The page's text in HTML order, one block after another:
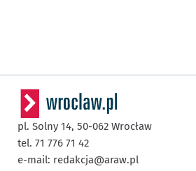
pl. Solny 14, 50-062 Wrocław
tel. 71 776 71 42
e-mail: redakcja@araw.pl